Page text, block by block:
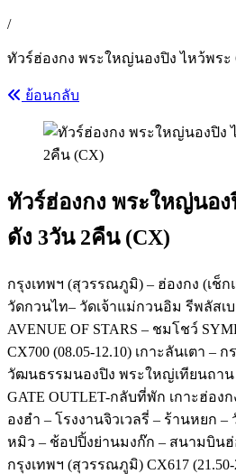
/
ทัวร์ฮ่องกง พระใหญ่นองปิง ไหว้พระ
ย้อนกลับ
ทัวร์ฮ่องกง พระใหญ่นอง
ดัง 3วัน 2คืน (CX)
กรุงเทพฯ (สุวรรณภูมิ) – ฮ่องกง (เช็ก
วัดกวนไท– วัดเจ้าแม่กวนอิม รีพลัสเ
AVENUE OF STARS – ชมโชว์
CX700 (08.05-12.10) เกาะลันเตา –
วัฒนธรรมนองปิง พระใหญ่เทียนถาน
GATE OUTLET-กลับที่พัก เกาะฮ่อง
องฮำ – โรงงานจิวเวลรี่ – ร้านหยก
หมิว – ช้อปปิ้งย่านมงก๊ก – สนามบินฮ่
กรุงเทพฯ (สุวรรณภูมิ) CX617 (21.50-